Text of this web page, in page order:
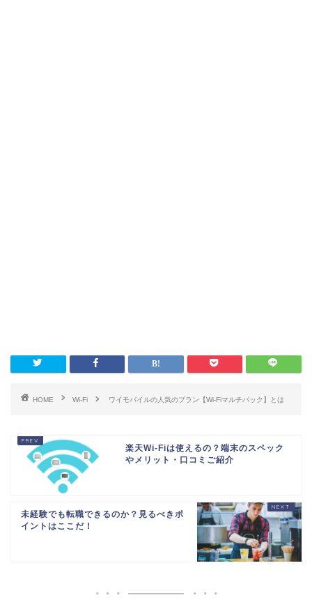
HOME Wi-Fi ワイモバイルの人気のプラン【Wi-Fiマルチパック】とは
楽天Wi-Fiは使えるの？端末のスペック
やメリット・口コミご紹介
未経験でも転職できるのか？見るべきポ
イントはここだ！